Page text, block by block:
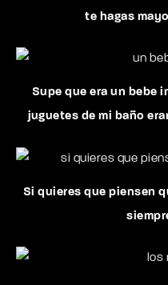
te hagas
Supe que era un bebe
juguetes de mi baño
Si quieres que piensen